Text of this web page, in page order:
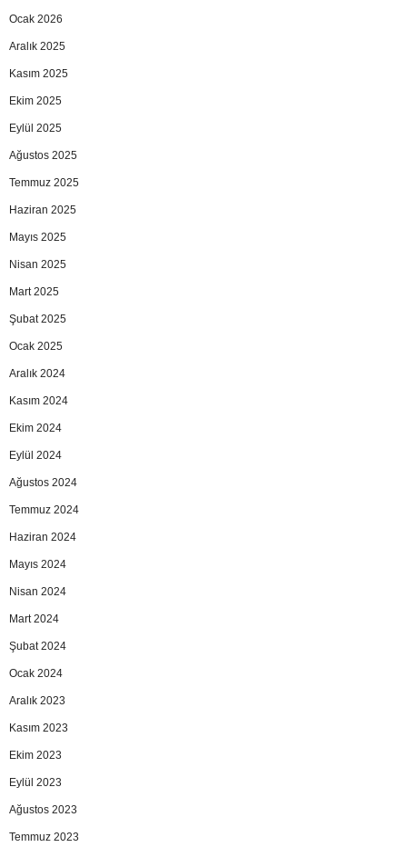
Ocak 2026
Aralık 2025
Kasım 2025
Ekim 2025
Eylül 2025
Ağustos 2025
Temmuz 2025
Haziran 2025
Mayıs 2025
Nisan 2025
Mart 2025
Şubat 2025
Ocak 2025
Aralık 2024
Kasım 2024
Ekim 2024
Eylül 2024
Ağustos 2024
Temmuz 2024
Haziran 2024
Mayıs 2024
Nisan 2024
Mart 2024
Şubat 2024
Ocak 2024
Aralık 2023
Kasım 2023
Ekim 2023
Eylül 2023
Ağustos 2023
Temmuz 2023